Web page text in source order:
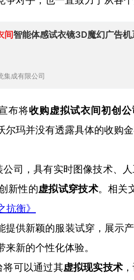
间智能体感试衣镜3D魔幻广告机
集成有限公司
布将收购虚拟试衣间初创公
玛并没有透露具体的收购金
司，具有实时图像技术、
新性的虚拟试穿技术。相关
衡》
提供新颖的服装试穿，展示
新的个性化体验。
将可以通过其虚拟现实技术